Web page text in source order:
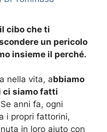
cibo che ti
un pericolo
insieme il perché.
nella vita, abbiamo
ci siamo fatti
anni fa, ogni
i propri fattorini,
in loro aiuto con